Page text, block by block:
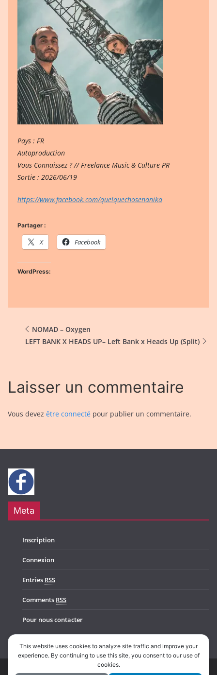
Pays : FR
Autoproduction
Vous Connaissez ? // Freelance Music & Culture PR
Sortie : 2026/06/19
https://www.facebook.com/quelquechosenanika
Partager :
X Facebook
WordPress:
NOMAD – Oxygen
LEFT BANK X HEADS UP– Left Bank x Heads Up (Split)
Laisser un commentaire
Vous devez être connecté pour publier un commentaire.
Meta
Inscription
Connexion
Entries RSS
Comments RSS
Pour nous contacter
This website uses cookies to analyze site traffic and improve your
experience. By continuing to use this site, you consent to our use of
cookies.